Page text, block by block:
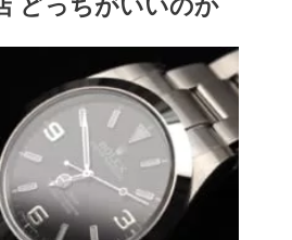
どっちがいいのか